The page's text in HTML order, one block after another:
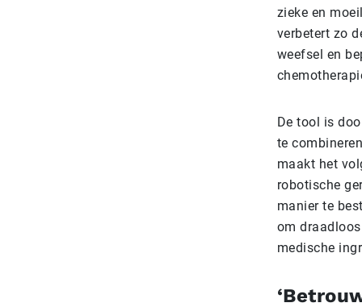
zieke en
verbetert zo
weefsel en
De tool is
te
maakt het
robotische
manier te
om
medische